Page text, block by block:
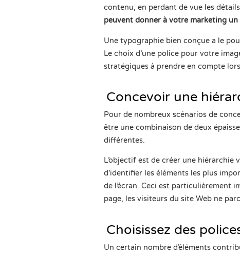
contenu, en perdant de vue les
peuvent donner à votre marketing
Une typographie bien conçue a le
Le choix d’une police pour votre
stratégiques à prendre en compte
Concevoir une
Pour de nombreux scénarios de
être une combinaison de deux
différentes.
L’objectif est de créer une
d’identifier les éléments les plus
de l’écran. Ceci est particulièrement
page, les visiteurs du site Web ne
Choisissez des
Un certain nombre d’éléments